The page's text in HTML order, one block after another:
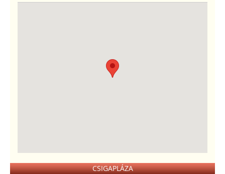
CSIGAPLÁZA